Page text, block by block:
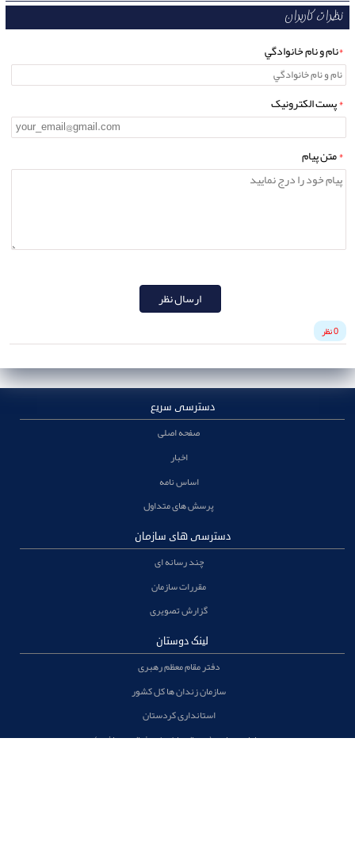
نظرات کاربران
*نام و نام خانوادگي
*پست الکترونيک
*متن پيام
ارسال نظر
0 نظر
دسترسی سریع
صفحه اصلی
اخبار
اساس نامه
پرسش های متداول
دسترسی های سازمان
چند رسانه ای
مقررات سازمان
گزارش تصویری
لینک دوستان
دفتر مقام معظم رهبری
سازمان زندان ها کل کشور
استانداری کردستان
سامانه حمایت (در حال حاضر غیر فعال می باشد )